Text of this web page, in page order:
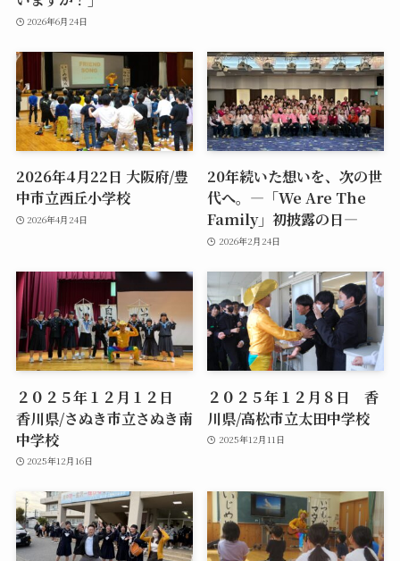
2026年6月24日
2026年4月22日 大阪府/豊
中市立西丘小学校
2026年4月24日
20年続いた想いを、次の世
代へ。―「We Are The
Family」初披露の日―
2026年2月24日
２０２５年１２月１２日
香川県/さぬき市立さぬき南
中学校
2025年12月16日
２０２５年１２月８日 香
川県/高松市立太田中学校
2025年12月11日